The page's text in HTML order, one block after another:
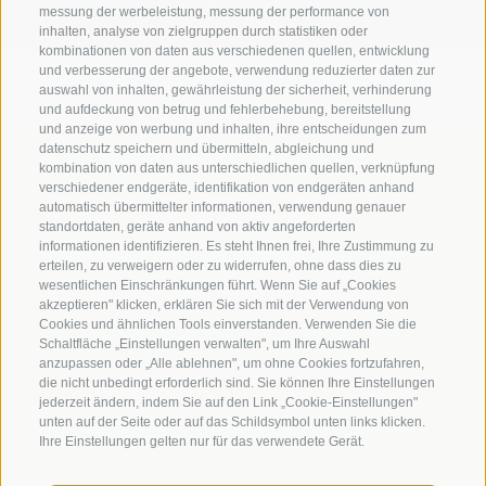
messung der werbeleistung, messung der performance von
inhalten, analyse von zielgruppen durch statistiken oder
kombinationen von daten aus verschiedenen quellen, entwicklung
und verbesserung der angebote, verwendung reduzierter daten zur
auswahl von inhalten, gewährleistung der sicherheit, verhinderung
und aufdeckung von betrug und fehlerbehebung, bereitstellung
und anzeige von werbung und inhalten, ihre entscheidungen zum
datenschutz speichern und übermitteln, abgleichung und
kombination von daten aus unterschiedlichen quellen, verknüpfung
verschiedener endgeräte, identifikation von endgeräten anhand
automatisch übermittelter informationen, verwendung genauer
standortdaten, geräte anhand von aktiv angeforderten
informationen identifizieren. Es steht Ihnen frei, Ihre Zustimmung zu
erteilen, zu verweigern oder zu widerrufen, ohne dass dies zu
wesentlichen Einschränkungen führt. Wenn Sie auf „Cookies
akzeptieren" klicken, erklären Sie sich mit der Verwendung von
Cookies und ähnlichen Tools einverstanden. Verwenden Sie die
Schaltfläche „Einstellungen verwalten", um Ihre Auswahl
anzupassen oder „Alle ablehnen", um ohne Cookies fortzufahren,
die nicht unbedingt erforderlich sind. Sie können Ihre Einstellungen
jederzeit ändern, indem Sie auf den Link „Cookie-Einstellungen"
unten auf der Seite oder auf das Schildsymbol unten links klicken.
Ihre Einstellungen gelten nur für das verwendete Gerät.
Impressum | Transparenz | Sitemap | Cookie-Richtlinie
Privacy | Cookie Präferenzen
Benediktinerstift Marienberg
Schlinig 1
39024 Mals
Italien - BZ
Museumsleitung und Verwaltung
Tel.+39 0473 843989
Email: verwaltung@marienberg.it
Kloster